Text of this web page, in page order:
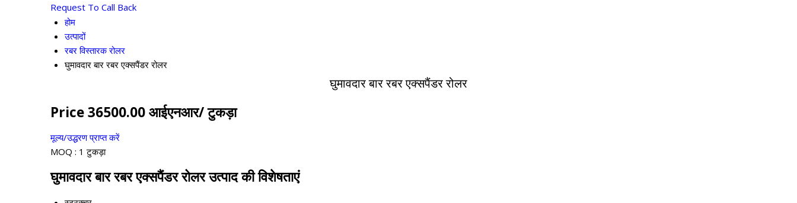
Request To Call Back
होम
उत्पादों
रबर विस्तारक रोलर
घुमावदार बार रबर एक्सपैंडर रोलर
घुमावदार बार रबर एक्सपैंडर रोलर
Price 36500.00 आईएनआर/ टुकड़ा
मूल्य/उद्धरण प्राप्त करें
MOQ : 1 टुकड़ा
घुमावदार बार रबर एक्सपैंडर रोलर उत्पाद की विशेषताएं